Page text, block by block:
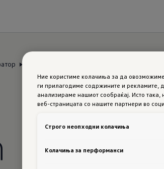
Ние користиме колачиња за да
ги прилагодиме содржините и рекламите,
анализираме нашиот сообраќај. Исто
веб-страницата со нашите партнери во
Строго неопходни колачиња
Колачиња за перформанси